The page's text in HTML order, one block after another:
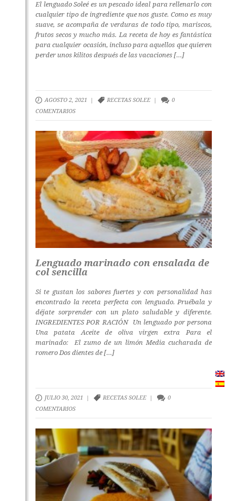
El lenguado Soleé es un pescado ideal para rellenarlo con
cualquier tipo de ingrediente que nos guste. Como es muy
suave, se acompaña de verduras de todo tipo, mariscos,
frutos secos y mucho más. La receta de hoy es fantástica
para cualquier ocasión, incluso para aquellos que quieren
perder unos kilitos después de las vacaciones […]
AGOSTO 2, 2021 | RECETAS SOLEE |
0
COMENTARIOS
Lenguado marinado con ensalada de
col sencilla
Si te gustan los sabores fuertes y con personalidad has
encontrado la receta perfecta con lenguado. Pruébala y
déjate sorprender con un plato saludable y diferente.
INGREDIENTES POR RACIÓN Un lenguado por persona
Una patata Aceite de oliva virgen extra Para el
marinado: El zumo de un limón Media cucharada de
romero Dos dientes de […]
JULIO 30, 2021 | RECETAS SOLEE |
0
COMENTARIOS